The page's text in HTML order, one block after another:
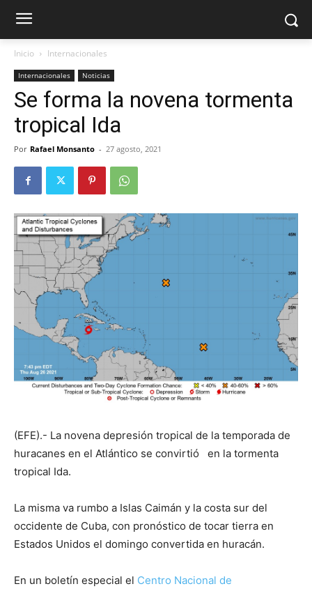
Inicio Internacionales
Internacionales Noticias
Se forma la novena tormenta
tropical Ida
Por Rafael Monsanto - 27 agosto, 2021
(EFE).- La novena depresión tropical de la temporada de
huracanes en el Atlántico se convirtió en la tormenta
tropical Ida.
La misma va rumbo a Islas Caimán y la costa sur del
occidente de Cuba, con pronóstico de tocar tierra en
Estados Unidos el domingo convertida en huracán.
En un boletín especial el Centro Nacional de